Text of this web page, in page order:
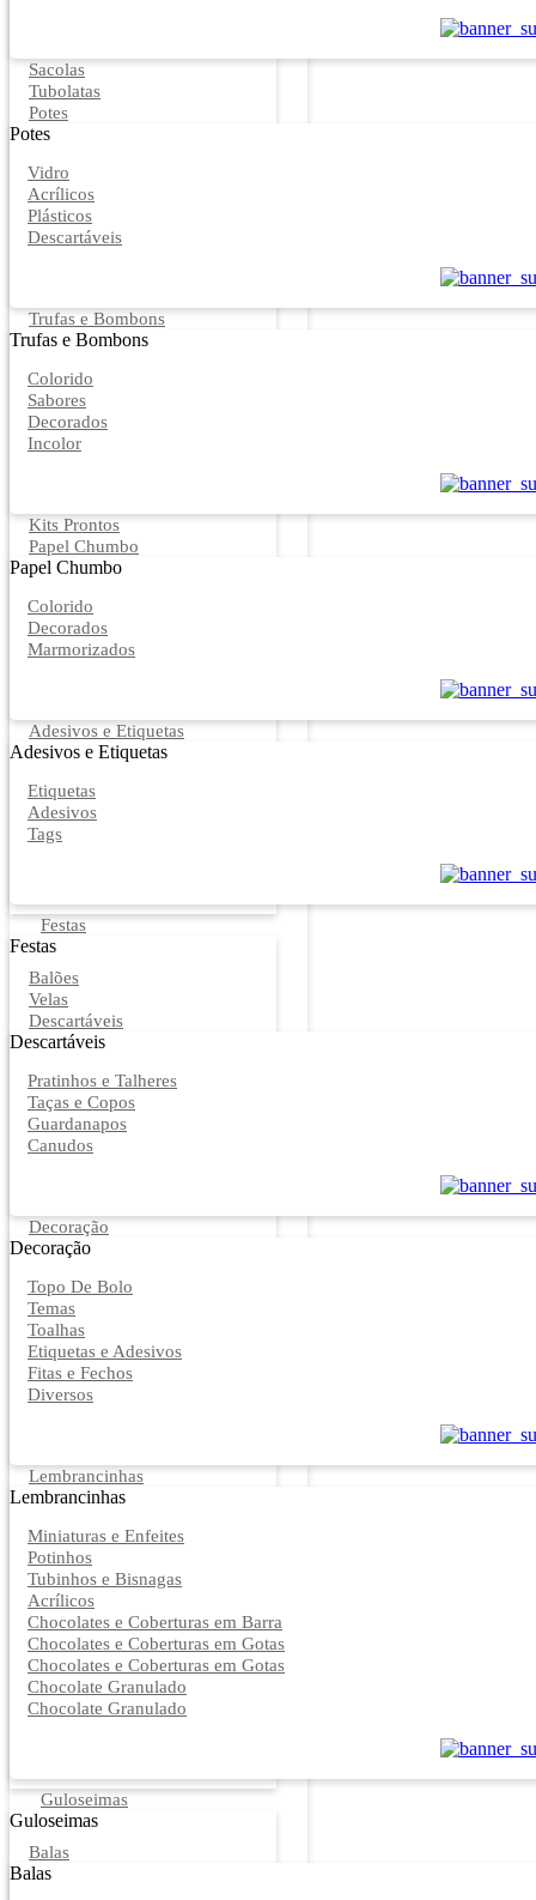
Sacolas
Tubolatas
Potes
Potes
Vidro
Acrílicos
Plásticos
Descartáveis
Trufas e Bombons
Trufas e Bombons
Colorido
Sabores
Decorados
Incolor
Kits Prontos
Papel Chumbo
Papel Chumbo
Colorido
Decorados
Marmorizados
Adesivos e Etiquetas
Adesivos e Etiquetas
Etiquetas
Adesivos
Tags
Festas
Festas
Balões
Velas
Descartáveis
Descartáveis
Pratinhos e Talheres
Taças e Copos
Guardanapos
Canudos
Decoração
Decoração
Topo De Bolo
Temas
Toalhas
Etiquetas e Adesivos
Fitas e Fechos
Diversos
Lembrancinhas
Lembrancinhas
Miniaturas e Enfeites
Potinhos
Tubinhos e Bisnagas
Acrílicos
Chocolates e Coberturas em Barra
Chocolates e Coberturas em Gotas
Chocolates e Coberturas em Gotas
Chocolate Granulado
Chocolate Granulado
Guloseimas
Guloseimas
Balas
Balas